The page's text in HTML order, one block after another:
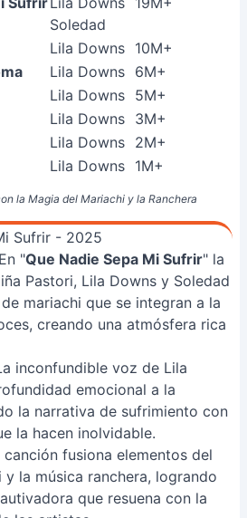
la Magia del Mariachi y la Ranchera
Soledad
Lila Downs 10M+
Lila Downs 6M+
Lila Downs 5M+
Lila Downs 3M+
Lila Downs 2M+
Lila Downs 1M+
Sufrir - 2025
En "Que Nadie Sepa Mi Sufrir" la
Pastori, Lila Downs y Soledad
mariachi que se integran a la
creando una atmósfera rica
inconfundible voz de Lila
emocional a la
la narrativa de sufrimiento con
la hacen inolvidable.
canción fusiona elementos del
la música ranchera, logrando
que resuena con la